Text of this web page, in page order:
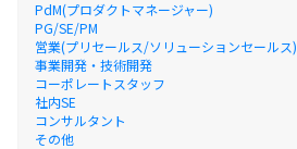
PdM(プロダクトマネージャー)
PG/SE/PM
営業(プリセールス/ソリューションセールス)
事業開発・技術開発
コーポレートスタッフ
社内SE
コンサルタント
その他